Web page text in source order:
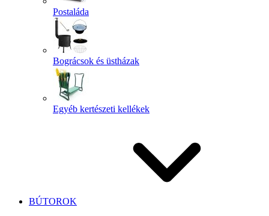
Postaláda
Bográcsok és üstházak
Egyéb kertészeti kellékek
BÚTOROK